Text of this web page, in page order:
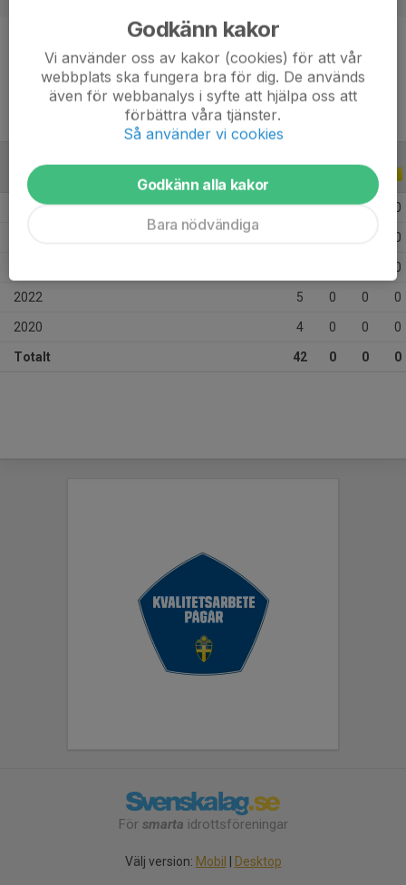
Ålder 14 år
ALLA SERIER ALLA ÅR
2026 12 0 0 0
0
0
2022 5 0 0 0
2020 4 0 0 0
Totalt 42 0 0 0
För smarta idrottsföreningar
Välj version: Mobil Desktop
Godkänn kakor
Vi använder oss av kakor (cookies) för att vår
webbplats ska fungera bra för dig. De används
även för webbanalys i syfte att hjälpa oss att
förbättra våra tjänster.
Så använder vi cookies
Godkänn alla kakor
Bara nödvändiga